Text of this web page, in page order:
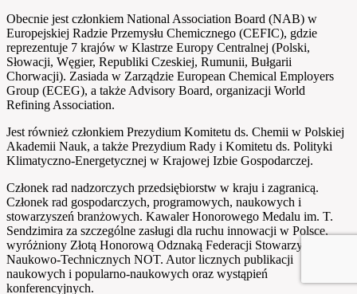
Obecnie jest członkiem National Association Board (NAB) w
Europejskiej Radzie Przemysłu Chemicznego (CEFIC), gdzie
reprezentuje 7 krajów w Klastrze Europy Centralnej (Polski,
Słowacji, Węgier, Republiki Czeskiej, Rumunii, Bułgarii
Chorwacji). Zasiada w Zarządzie European Chemical Employers
Group (ECEG), a także Advisory Board, organizacji World
Refining Association.
Jest również członkiem Prezydium Komitetu ds. Chemii w Polskiej
Akademii Nauk, a także Prezydium Rady i Komitetu ds. Polityki
Klimatyczno-Energetycznej w Krajowej Izbie Gospodarczej.
Członek rad nadzorczych przedsiębiorstw w kraju i zagranicą.
Członek rad gospodarczych, programowych, naukowych i
stowarzyszeń branżowych. Kawaler Honorowego Medalu im. T.
Sendzimira za szczególne zasługi dla ruchu innowacji w Polsce,
wyróżniony Złotą Honorową Odznaką Federacji Stowarzyszeń
Naukowo-Technicznych NOT. Autor licznych publikacji
naukowych i popularno-naukowych oraz wystąpień
konferencyjnych.